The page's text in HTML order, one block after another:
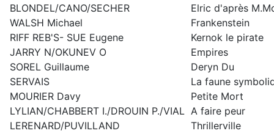
BLONDEL/CANO/SECHER
Elric d'après
WALSH Michael
Frankenstein
RIFF REB'S- SUE Eugene
Kernok le pirate
JARRY N/OKUNEV O
Empires
SOREL Guillaume
Deryn Du
SERVAIS
La faune
MOURIER Davy
Petite Mort
LYLIAN/CHABBERT I./DROUIN P./VIAL A faire peur
LERENARD/PUVILLAND
Thrillerville